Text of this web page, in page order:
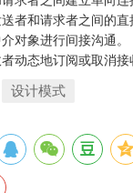
者和请求者之间的直
对象进行间接沟通。
动态地订阅或取消接
设计模式